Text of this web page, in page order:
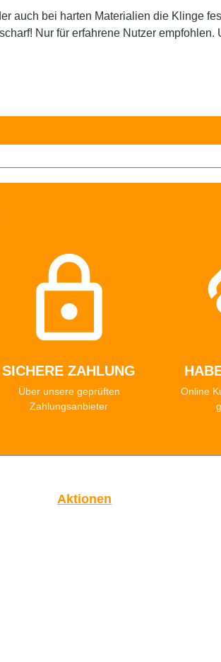
auch bei harten Materialien die Klinge
Nur für erfahrene Nutzer empfohlen.
SICHERE ZAHLUNG
Über unsere geprüften
Zahlungsanbieter
Online
Aktionen